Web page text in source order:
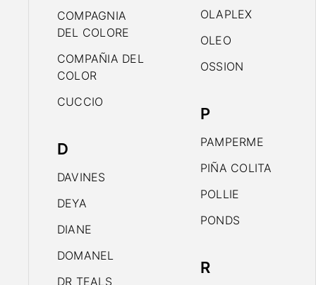
COMPAGNIA
DEL COLORE
COMPAÑIA DEL
COLOR
CUCCIO
D
DAVINES
DEYA
DIANE
DOMANEL
DR TEALS
OLAPLEX
OLEO
OSSION
P
PAMPERME
PIÑA COLITA
POLLIE
PONDS
R